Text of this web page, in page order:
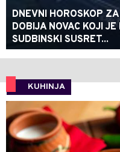
DNEVNI HOROSKOP
DOBIJA NOVAC KOJI
SUDBINSKI SUSRET...
KUHINJA